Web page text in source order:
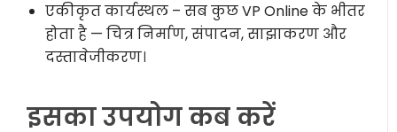
एकीकृत कार्यस्थल – सब कुछ VP Online के भीतर
होता है — चित्र निर्माण, संपादन, साझाकरण और
दस्तावेजीकरण।
इसका उपयोग कब करें